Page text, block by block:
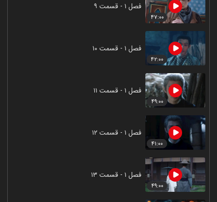
۴۷:۰۰
فصل ۱ - قسمت ۹
۴۲:۰۰
فصل ۱ - قسمت ۱۰
۴۹:۰۰
فصل ۱ - قسمت ۱۱
۴۱:۰۰
فصل ۱ - قسمت ۱۲
۴۹:۰۰
فصل ۱ - قسمت ۱۳